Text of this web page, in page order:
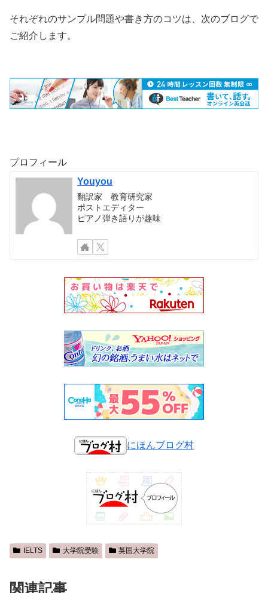
それぞれのサンプル問題や書き方のコツは、次のブログで
ご紹介します。
プロフィール
Youyou
翻訳家 教育研究家
ポストエディター
ピアノ弾き語りが趣味
にほんブログ村
IELTS 大学院受験 英国大学院
関連記事